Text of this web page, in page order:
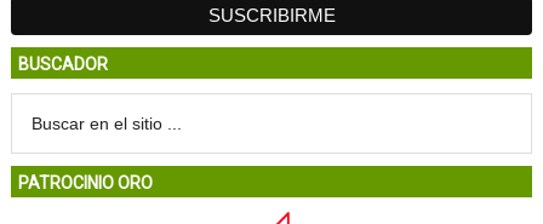
BUSCADOR
PATROCINIO ORO